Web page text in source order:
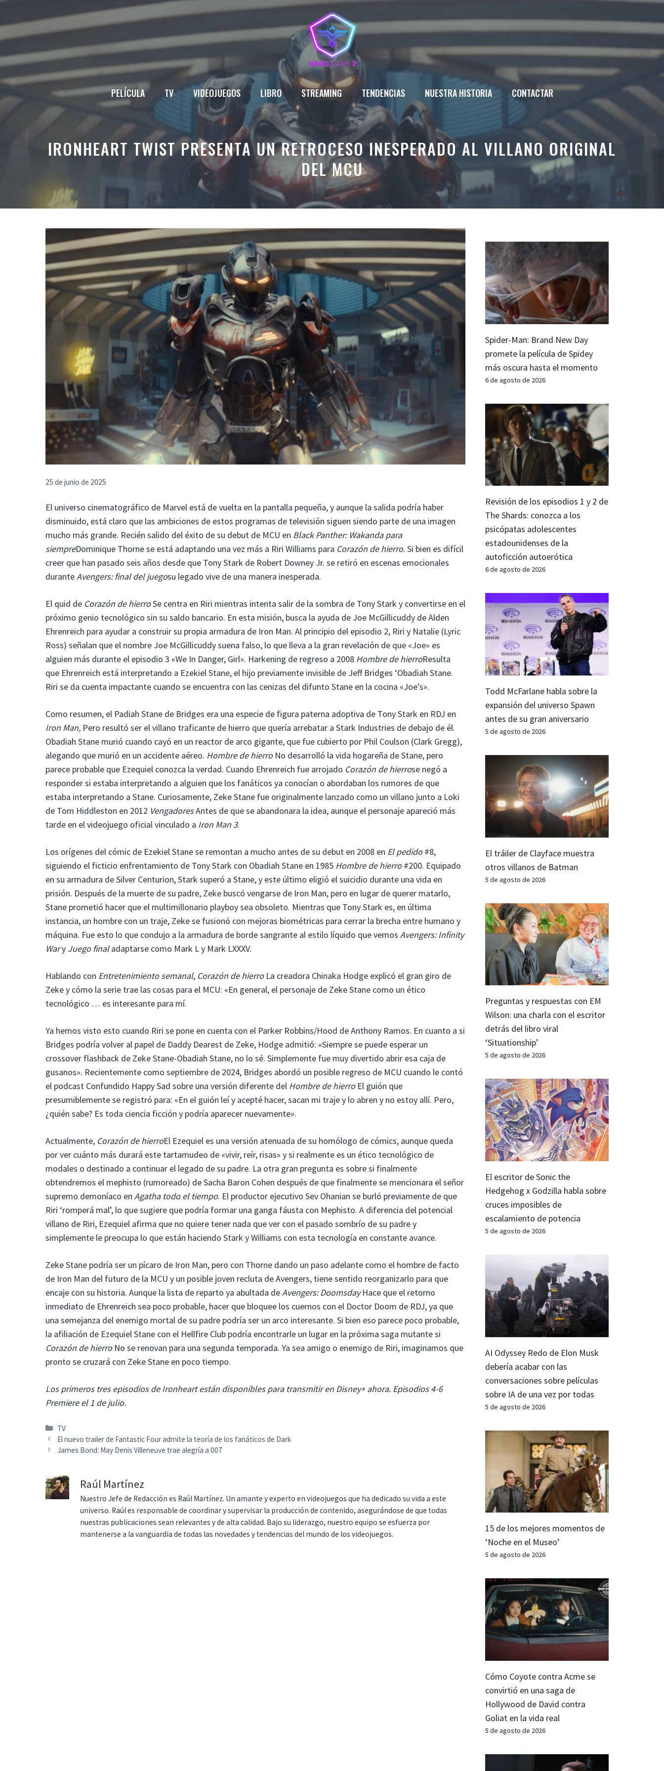
contenido
PELÍCULA TV VIDEOJUEGOS LIBRO STREAMING TENDENCIAS NUESTRA HISTORIA CONTACTAR
IRONHEART TWIST PRESENTA UN RETROCESO INESPERADO AL VILLANO ORIGINAL
DEL MCU
25 de junio de 2025
El universo cinematográfico de Marvel está de vuelta en la pantalla pequeña, y aunque la salida podría haber
disminuido, está claro que las ambiciones de estos programas de televisión siguen siendo parte de una imagen
mucho más grande. Recién salido del éxito de su debut de MCU en Black Panther: Wakanda para
siempreDominique Thorne se está adaptando una vez más a Riri Williams para Corazón de hierro. Si bien es difícil
creer que han pasado seis años desde que Tony Stark de Robert Downey Jr. se retiró en escenas emocionales
duranteAvengers: final del juegosu legado vive de una manera inesperada.
El quid de Corazón de hierroSe centra en Riri mientras intenta salir de la sombra de Tony Stark y convertirse en el
próximo genio tecnológico sin su saldo bancario. En esta misión, busca la ayuda de Joe McGillicuddy de Alden
Ehrenreich para ayudar a construir su propia armadura de Iron Man. Al principio del episodio 2, Riri y Natalie (Lyric
Ross) señalan que el nombre Joe McGillicuddy suena falso, lo que lleva a la gran revelación de que «Joe» es
alguien más durante el episodio 3 «We In Danger, Girl». Harkening de regreso a 2008 Hombre de hierroResulta
que Ehrenreich está interpretando a Ezekiel Stane, el hijo previamente invisible de Jeff Bridges ‘Obadiah Stane.
Riri se da cuenta impactante cuando se encuentra con las cenizas del difunto Stane en la cocina «Joe’s».
Como resumen, el Padiah Stane de Bridges era una especie de figura paterna adoptiva de Tony Stark en RDJ en
Iron Man, Pero resultó ser el villano traficante de hierro que quería arrebatar a Stark Industries de debajo de él.
Obadiah Stane murió cuando cayó en un reactor de arco gigante, que fue cubierto por Phil Coulson (Clark Gregg),
alegando que murió en un accidente aéreo. Hombre de hierro No desarrolló la vida hogareña de Stane, pero
parece probable que Ezequiel conozca la verdad. Cuando Ehrenreich fue arrojado Corazón de hierrose negó a
responder si estaba interpretando a alguien que los fanáticos ya conocían o abordaban los rumores de que
estaba interpretando a Stane. Curiosamente, Zeke Stane fue originalmente lanzado como un villano junto a Loki
de Tom Hiddleston en 2012 VengadoresAntes de que se abandonara la idea, aunque el personaje apareció más
tarde en el videojuego oficial vinculado a Iron Man 3.
Los orígenes del cómic de Ezekiel Stane se remontan a mucho antes de su debut en 2008 en El pedido#8,
siguiendo el ficticio enfrentamiento de Tony Stark con Obadiah Stane en 1985 Hombre de hierro#200. Equipado
en su armadura de Silver Centurion, Stark superó a Stane, y este último eligió el suicidio durante una vida en
prisión. Después de la muerte de su padre, Zeke buscó vengarse de Iron Man, pero en lugar de querer matarlo,
Stane prometió hacer que el multimillonario playboy sea obsoleto. Mientras que Tony Stark es, en última
instancia, un hombre con un traje, Zeke se fusionó con mejoras biométricas para cerrar la brecha entre humano y
máquina. Fue esto lo que condujo a la armadura de borde sangrante al estilo líquido que vemos Avengers: Infinity
Wary Juego finaladaptarse como Mark L y Mark LXXXV.
Hablando con Entretenimiento semanal, Corazón de hierroLa creadora Chinaka Hodge explicó el gran giro de
Zeke y cómo la serie trae las cosas para el MCU: «En general, el personaje de Zeke Stane como un ético
tecnológico … es interesante para mí.
Ya hemos visto esto cuando Riri se pone en cuenta con el Parker Robbins/Hood de Anthony Ramos. En cuanto a si
Bridges podría volver al papel de Daddy Dearest de Zeke, Hodge admitió: «Siempre se puede esperar un
crossover flashback de Zeke Stane-Obadiah Stane, no lo sé. Simplemente fue muy divertido abrir esa caja de
gusanos». Recientemente como septiembre de 2024, Bridges abordó un posible regreso de MCU cuando le contó
el podcast Confundido Happy Sad sobre una versión diferente del Hombre de hierroEl guión que
presumiblemente se registró para: «En el guión leí y acepté hacer, sacan mi traje y lo abren y no estoy allí. Pero,
¿quién sabe? Es toda ciencia ficción y podría aparecer nuevamente».
Actualmente, Corazón de hierroEl Ezequiel es una versión atenuada de su homólogo de cómics, aunque queda
por ver cuánto más durará este tartamudeo de «vivir, reír, risas» y si realmente es un ético tecnológico de
modales o destinado a continuar el legado de su padre. La otra gran pregunta es sobre si finalmente
obtendremos el mephisto (rumoreado) de Sacha Baron Cohen después de que finalmente se mencionara el señor
supremo demoníaco en Agatha todo el tiempo. El productor ejecutivo Sev Ohanian se burló previamente de que
Riri ‘romperá mal’, lo que sugiere que podría formar una ganga fáusta con Mephisto. A diferencia del potencial
villano de Riri, Ezequiel afirma que no quiere tener nada que ver con el pasado sombrío de su padre y
simplemente le preocupa lo que están haciendo Stark y Williams con esta tecnología en constante avance.
Zeke Stane podría ser un pícaro de Iron Man, pero con Thorne dando un paso adelante como el hombre de facto
de Iron Man del futuro de la MCU y un posible joven recluta de Avengers, tiene sentido reorganizarlo para que
encaje con su historia. Aunque la lista de reparto ya abultada deAvengers: DoomsdayHace que el retorno
inmediato de Ehrenreich sea poco probable, hacer que bloquee los cuernos con el Doctor Doom de RDJ, ya que
una semejanza del enemigo mortal de su padre podría ser un arco interesante. Si bien eso parece poco probable,
la afiliación de Ezequiel Stane con el Hellfire Club podría encontrarle un lugar en la próxima saga mutante si
Corazón de hierro No se renovan para una segunda temporada. Ya sea amigo o enemigo de Riri, imaginamos que
pronto se cruzará con Zeke Stane en poco tiempo.
Los primeros tres episodios de Ironheart están disponibles para transmitir en Disney+ ahora. Episodios 4-6
Premiere el 1 de julio.
Categorías
TV
El nuevo trailer de Fantastic Four admite la teoría de los fanáticos de Dark
James Bond: May Denis Villeneuve trae alegría a 007
Raúl Martínez
Nuestro Jefe de Redacción es Raúl Martínez. Un amante y experto en videojuegos que ha dedicado su vida a este
universo. Raúl es responsable de coordinar y supervisar la producción de contenido, asegurándose de que todas
nuestras publicaciones sean relevantes y de alta calidad. Bajo su liderazgo, nuestro equipo se esfuerza por
mantenerse a la vanguardia de todas las novedades y tendencias del mundo de los videojuegos.
Spider-Man: Brand New Day
promete la película de Spidey
más oscura hasta el momento
6 de agosto de 2026
Revisión de los episodios 1 y 2 de
The Shards: conozca a los
psicópatas adolescentes
estadounidenses de la
autoficción autoerótica
6 de agosto de 2026
Todd McFarlane habla sobre la
expansión del universo Spawn
antes de su gran aniversario
5 de agosto de 2026
El tráiler de Clayface muestra
otros villanos de Batman
5 de agosto de 2026
Preguntas y respuestas con EM
Wilson: una charla con el escritor
detrás del libro viral
‘Situationship’
5 de agosto de 2026
El escritor de Sonic the
Hedgehog x Godzilla habla sobre
cruces imposibles de
escalamiento de potencia
5 de agosto de 2026
AI Odyssey Redo de Elon Musk
debería acabar con las
conversaciones sobre películas
sobre IA de una vez por todas
5 de agosto de 2026
15 de los mejores momentos de
‘Noche en el Museo’
5 de agosto de 2026
Cómo Coyote contra Acme se
convirtió en una saga de
Hollywood de David contra
Goliat en la vida real
5 de agosto de 2026